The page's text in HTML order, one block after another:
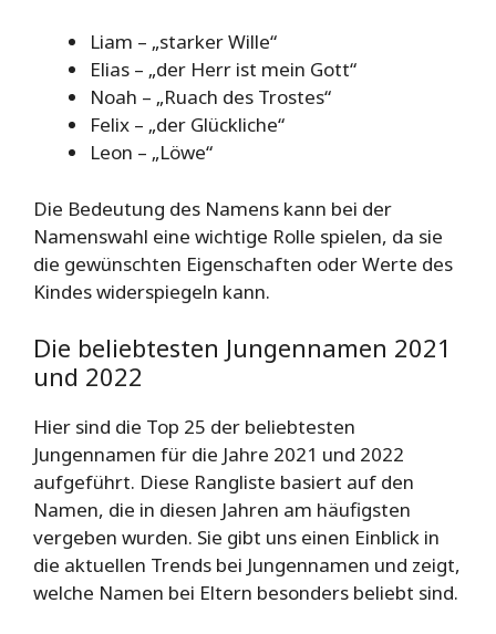
Liam – „starker Wille“
Elias – „der Herr ist mein Gott“
Noah – „Ruach des Trostes“
Felix – „der Glückliche“
Leon – „Löwe“
Die Bedeutung des Namens kann bei der
Namenswahl eine wichtige Rolle spielen, da sie
die gewünschten Eigenschaften oder Werte des
Kindes widerspiegeln kann.
Die beliebtesten Jungennamen 2021
und 2022
Hier sind die Top 25 der beliebtesten
Jungennamen für die Jahre 2021 und 2022
aufgeführt. Diese Rangliste basiert auf den
Namen, die in diesen Jahren am häufigsten
vergeben wurden. Sie gibt uns einen Einblick in
die aktuellen Trends bei Jungennamen und zeigt,
welche Namen bei Eltern besonders beliebt sind.